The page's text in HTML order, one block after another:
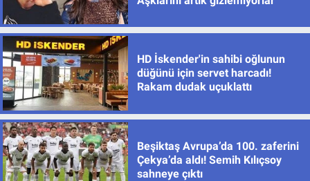
HD İskender'in sahibi oğlunun
düğünü için servet harcadı!
Rakam dudak uçuklattı
Beşiktaş Avrupa’da 100. zaferini
Çekya’da aldı! Semih Kılıçsoy
sahneye çıktı